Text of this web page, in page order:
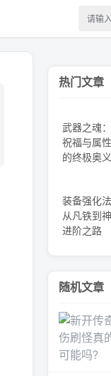
热门文章
武器之魂
祝福与属
的终极奥义
装备强化法
从凡铁到
进阶之路
随机文章